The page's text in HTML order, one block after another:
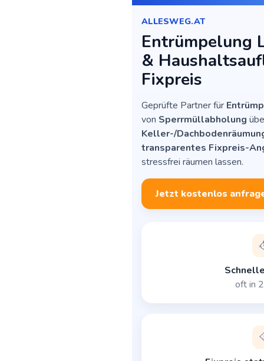
ALLESWEG.AT
Entrümpelung
&
Fixpreis
Geprüfte Partner für
von Sperrmüllabholung
Keller-/
transparentes Fixpreis-
stressfrei räumen lassen.
Jetzt kostenlos
oft in